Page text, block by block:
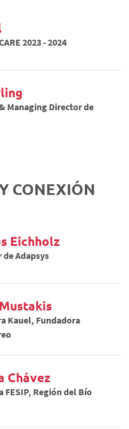
2023 - 2024
Managing Director de
CONEXIÓN
Eichholz
Adapsys
Kauel, Fundadora
Chávez
FESIP, Región del Bío